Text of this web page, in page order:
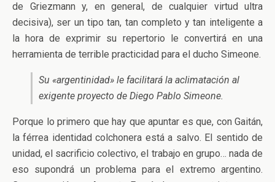
de Griezmann y, en general, de cualquier virtud ultra
decisiva), ser un tipo tan, tan completo y tan inteligente a
la hora de exprimir su repertorio le convertirá en una
herramienta de terrible practicidad para el ducho Simeone.
Su «argentinidad» le facilitará la aclimatación al
exigente proyecto de Diego Pablo Simeone.
Porque lo primero que hay que apuntar es que, con Gaitán,
la férrea identidad colchonera está a salvo. El sentido de
unidad, el sacrificio colectivo, el trabajo en grupo… nada de
eso supondrá un problema para el extremo argentino.